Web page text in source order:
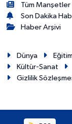
Tüm Manşetler
Son Dakika
Haber Arşivi
Dünya
Kültür-Sanat
Gizlilik